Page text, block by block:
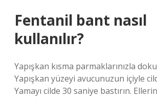
Fentanil bant nasıl
kullanılır?
Yapışkan kısma parmaklarınızla
Yapışkan yüzeyi avucunuzun içiyle
Yamayı cilde 30 saniye bastırın.